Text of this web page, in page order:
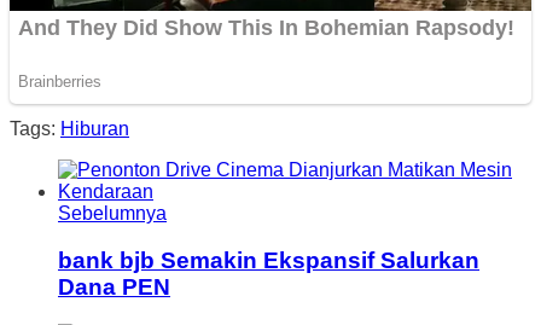
Tags: Hiburan
Sebelumnya
bank bjb Semakin Ekspansif Salurkan
Dana PEN